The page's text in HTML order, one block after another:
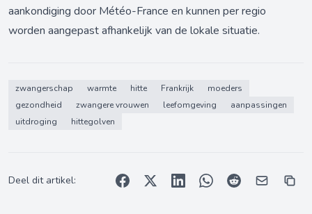
aankondiging door Météo-France en kunnen per regio
worden aangepast afhankelijk van de lokale situatie.
zwangerschap warmte hitte Frankrijk
moeders
gezondheid
zwangere vrouwen leefomgeving
aanpassingen
uitdroging
hittegolven
Deel dit artikel: